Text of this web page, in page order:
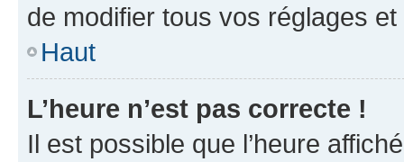
de modifier tous vos réglages
Haut
L’heure n’est pas correcte !
Il est possible que l’heure